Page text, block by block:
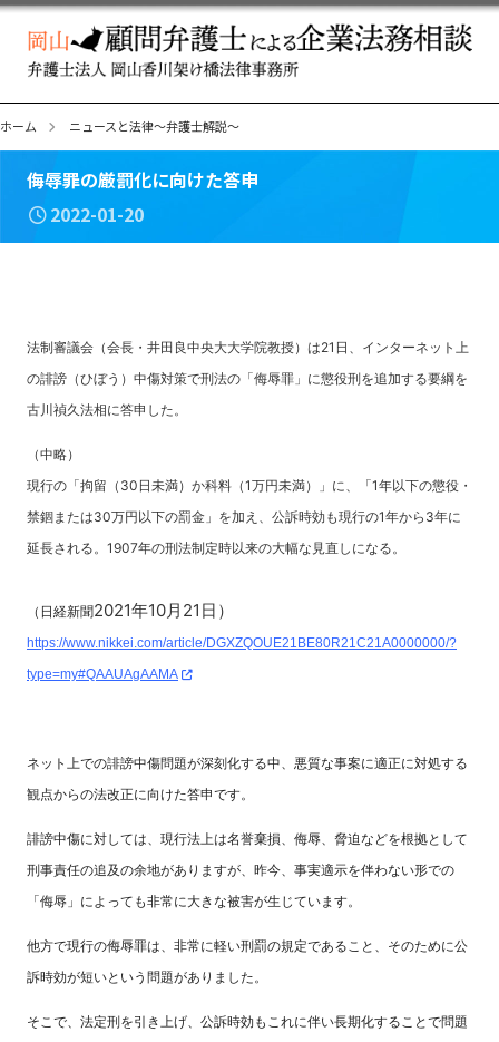
ホーム ニュースと法律～弁護士解説～
侮辱罪の厳罰化に向けた答申
2022-01-20
法制審議会（会長・井田良中央大大学院教授）は21日、インターネット上
の誹謗（ひぼう）中傷対策で刑法の「侮辱罪」に懲役刑を追加する要綱を
古川禎久法相に答申した。
（中略）
現行の「拘留（30日未満）か科料（1万円未満）」に、「1年以下の懲役・
禁錮または30万円以下の罰金」を加え、公訴時効も現行の1年から3年に
延長される。1907年の刑法制定時以来の大幅な見直しになる。
（日経新聞2021年10月21日）
https://www.nikkei.com/article/DGXZQOUE21BE80R21C21A0000000/?
type=my#QAAUAgAAMA
ネット上での誹謗中傷問題が深刻化する中、悪質な事案に適正に対処する
観点からの法改正に向けた答申です。
誹謗中傷に対しては、現行法上は名誉棄損、侮辱、脅迫などを根拠として
刑事責任の追及の余地がありますが、昨今、事実適示を伴わない形での
「侮辱」によっても非常に大きな被害が生じています。
他方で現行の侮辱罪は、非常に軽い刑罰の規定であること、そのために公
訴時効が短いという問題がありました。
そこで、法定刑を引き上げ、公訴時効もこれに伴い長期化することで問題